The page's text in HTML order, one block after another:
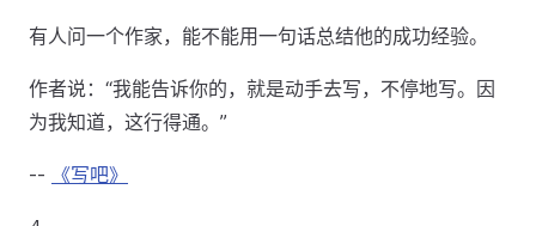
有人问一个作家，能不能用一句话总结他的成功经验。
作者说：“我能告诉你的，就是动手去写，不停地写。因
为我知道，这行得通。”
-- 《写吧》